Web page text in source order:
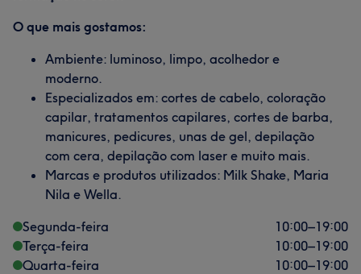
O que mais gostamos:
Ambiente: luminoso, limpo, acolhedor e
moderno.
Especializados em: cortes de cabelo, coloração
capilar, tratamentos capilares, cortes de barba,
manicures, pedicures, unas de gel, depilação
com cera, depilação com laser e muito mais.
Marcas e produtos utilizados: Milk Shake, Maria
Nila e Wella.
Segunda-feira
10:00–19:00
Terça-feira
10:00–19:00
Quarta-feira
10:00–19:00